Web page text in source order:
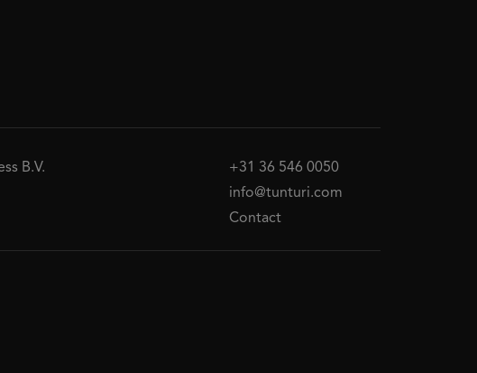
B.V.
+31 36 546 0050
info@tunturi.com
Contact